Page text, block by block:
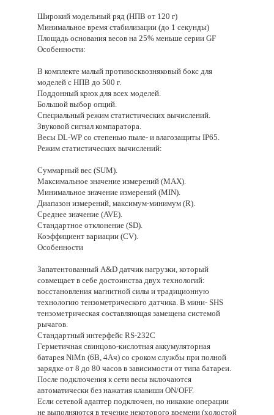
Широкий модельный ряд (НПВ от 120 г)
Минимальное время стабилизации (до 1 секунды)
Площадь основания весов на 25% меньше серии GF
Особенности:
В комплекте малый противосквозняковый бокс для
моделей с НПВ до 500 г.
Поддонный крюк для всех моделей.
Большой выбор опций.
Специальный режим статистических вычислений.
Звуковой сигнал компаратора.
Весы DL-WP со степенью пыле- и влагозащиты IP65.
Режим статистических вычислений:
Суммарный вес (SUM).
Максимальное значение измерений (MAX).
Минимальное значение измерений (MIN).
Диапазон измерений, максимум-минимум (R).
Среднее значение (AVE).
Стандартное отклонение (SD).
Коэффициент вариации (CV).
Особенности
Запатентованный A&D датчик нагрузки, который
совмещает в себе достоинства двух технологий:
восстановления магнитной силы и традиционную
технологию тензометрического датчика. В мини- SHS
тензометрическая составляющая замещена системой
рычагов.
Стандартный интерфейс RS-232C
Герметичная свинцово-кислотная аккумуляторная
батарея NiMn (6В, 4Aч) со сроком службы при полной
зарядке от 8 до 80 часов в зависимости от типа батареи.
После подключения к сети весы включаются
автоматически без нажатия клавиши ON/OFF.
Если сетевой адаптер подключен, но никакие операции
не выполняются в течение некоторого времени (холостой